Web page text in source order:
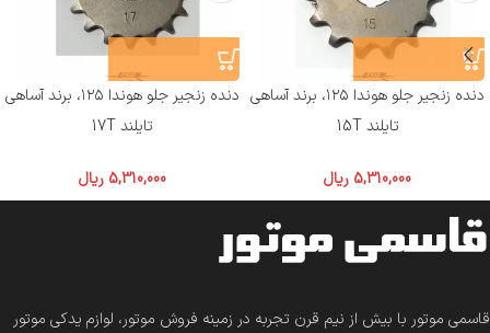
دنده زنجیر جلو هوندا ۱۲۵، برند آساهی
تایلند 15T
5,310,000 ریال
دنده زنجیر جلو هوندا ۱۲۵، برند آساهی
تایلند 17T
5,310,000 ریال
قاسمی موتور با بیش از نیم قرن تجربه در زمینه فروش موتور، لوازم یدکی موتور